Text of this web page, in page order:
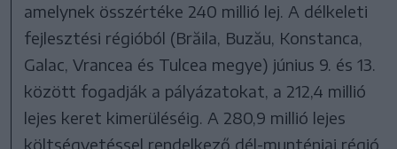
amelynek összértéke 240 millió lej. A délkeleti
fejlesztési régióból (Brăila, Buzău, Konstanca,
Galac, Vrancea és Tulcea megye) június 9. és 13.
között fogadják a pályázatokat, a 212,4 millió
lejes keret kimerüléséig. A 280,9 millió lejes
költségvetéssel rendelkező dél-munténiai régió